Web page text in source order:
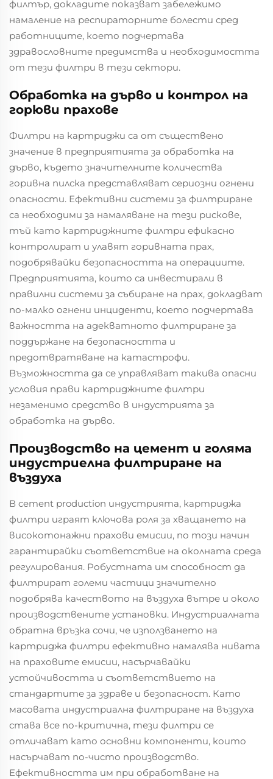
филтър, докладите показват забележимо
намаление на респираторните болести сред
работниците, което подчертава
здравословните предимства и необходимостта
от тези филтри в тези сектори.
Обработка на дърво и контрол на
горюви прахове
Филтри на картриджи са от съществено
значение в предприятията за обработка на
дърво, където значителните количества
горивна пилска представляват сериозни огнени
опасности. Ефективни системи за филтриране
са необходими за намаляване на тези рискове,
тъй като картриджните филтри ефикасно
контролират и улавят горивната прах,
подобрявайки безопасността на операциите.
Предприятията, които са инвестирали в
правилни системи за събиране на прах, докладват
по-малко огнени инциденти, което подчертава
важността на адекватното филтриране за
поддържане на безопасността и
предотвратяване на катастрофи.
Възможността да се управляват такива опасни
условия прави картриджните филтри
незаменимо средство в индустрията за
обработка на дърво.
Производство на цемент и голяма
индустриелна филтриране на
въздуха
В cement production индустрията, картриджа
филтри играят ключова роля за хващането на
високотонажни прахови емисии, по този начин
гарантирайки съответствие на околната среда
регулирования. Робустната им способност да
филтрират големи частици значително
подобрява качеството на въздуха вътре и около
производствените установки. Индустриалната
обратна връзка сочи, че използването на
картриджа филтри ефективно намалява нивата
на праховите емисии, насърчавайки
устойчивостта и съответствието на
стандартите за здраве и безопасност. Като
масовата индустриална филтриране на въздуха
става все по-критична, тези филтри се
отличават като основни компоненти, които
насърчават по-чисто производство.
Ефективността им при обработване на